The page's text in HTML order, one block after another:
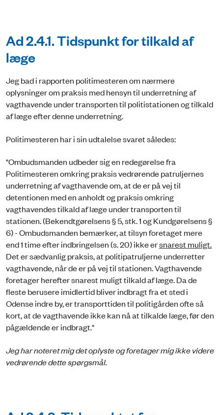
Ad 2.4.1. Tidspunkt for tilkald af
læge
Jeg bad i rapporten politimesteren om nærmere
oplysninger om praksis med hensyn til underretning af
vagthavende under transporten til politistationen og tilkald
af læge efter denne underretning.
Politimesteren har i sin udtalelse svaret således:
"Ombudsmanden udbeder sig en redegørelse fra
Politimesteren omkring praksis vedrørende patruljernes
underretning af vagthavende om, at de er på vej til
detentionen med en anholdt og praksis omkring
vagthavendes tilkald af læge under transporten til
stationen. (Bekendtgørelsens § 5, stk. 1 og Kundgørelsens §
6) - Ombudsmanden bemærker, at tilsyn foretaget mere
end 1 time efter indbringelsen (s. 20) ikke ersnarest muligt.
Det er sædvanlig praksis, at politipatruljerne underretter
vagthavende, når de er på vej til stationen. Vagthavende
foretager herefter snarest muligt tilkald af læge. Da de
fleste berusere imidlertid bliver indbragt fra et sted i
Odense indre by, er transporttiden til politigården ofte så
kort, at de vagthavende ikke kan nå at tilkalde læge, før den
pågældende er indbragt."
Jeg har noteret mig det oplyste og foretager mig ikke videre
vedrørende dette spørgsmål.